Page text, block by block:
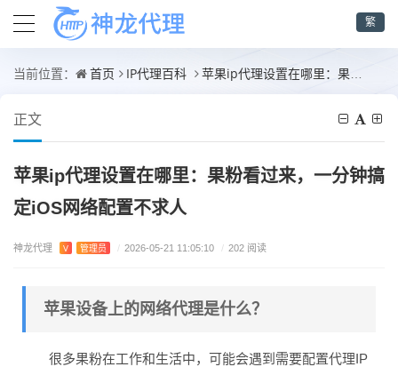
繁
当前位置： 首页 IP代理百科 苹果ip代理设置在哪里：果粉看过来，一分钟搞定iOS网络配置不求人
正文
苹果ip代理设置在哪里：果粉看过来，一分钟搞
定iOS网络配置不求人
神龙代理 V 管理员 / 2026-05-21 11:05:10 / 202 阅读
苹果设备上的网络代理是什么？
很多果粉在工作和生活中，可能会遇到需要配置代理IP